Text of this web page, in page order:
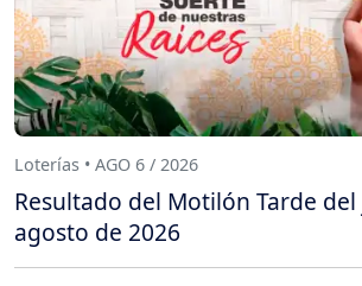
Loterías • AGO 6 / 2026
Resultado del Motilón Tarde del
agosto de 2026